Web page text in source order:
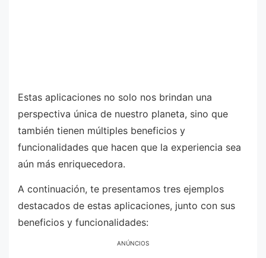
Estas aplicaciones no solo nos brindan una
perspectiva única de nuestro planeta, sino que
también tienen múltiples beneficios y
funcionalidades que hacen que la experiencia sea
aún más enriquecedora.
A continuación, te presentamos tres ejemplos
destacados de estas aplicaciones, junto con sus
beneficios y funcionalidades:
ANÚNCIOS